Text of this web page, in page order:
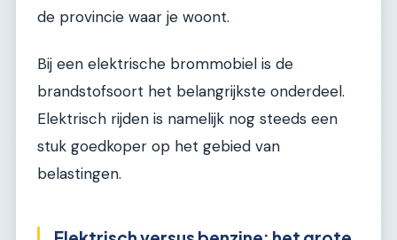
de provincie waar je woont.
Bij een elektrische brommobiel is de
brandstofsoort het belangrijkste onderdeel.
Elektrisch rijden is namelijk nog steeds een
stuk goedkoper op het gebied van
belastingen.